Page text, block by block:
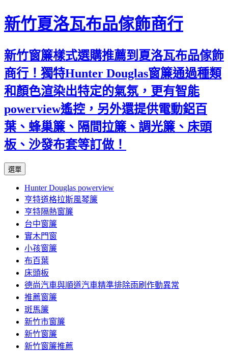
新竹夏洛瓦布品傢飾商行
新竹窗簾樣式選購推薦到夏洛瓦布品傢飾
商行！獨特Hunter Douglas窗簾通過種類
和顏色渲染出特定的氣氛，更有智能
powerview遙控，另外還提供電動鋁百
葉、蜂巢簾、隔間拉簾、調光簾、床頭
板、沙發布套等訂做！
選單
內
容
Hunter Douglas powerview
亨特道格拉斯風琴簾
亨特隔熱窗簾
台中窗簾
實木門窗
小孩窗簾
布百葉
床頭板
德尚汽車與順道汽車精準排除雨刷作動異常
推薦窗簾
斑馬簾
新竹市窗簾
新竹窗簾
新竹窗簾推薦